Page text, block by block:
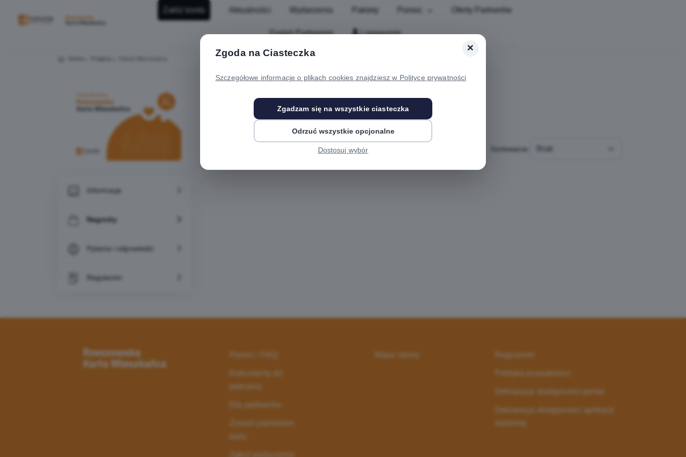
Załóż konto Aktualności Wydarzenia Pakiety Pomoc Oferty Partnerów
Zostań Partnerem Logowanie
Informacje
Nagrody
Pytania i odpowiedzi
Regulamin
Pakiet Mieszkańca
Nagrody
Sortowanie:
Pomoc / FAQ
Dokumenty do
pobrania
Dla partnerów
Zostań partnerem
karty
Zgłoś wydarzenie
Mapa strony Regulamin
Polityka prywatności
Deklaracja dostępności portal
Deklaracja dostępności aplikacji
mobilnej
×
Zgoda na Ciasteczka
Szczegółowe informacje o plikach cookies znajdziesz w Polityce prywatności
Zgadzam się na wszystkie ciasteczka
Odrzuć wszystkie opcjonalne
Dostosuj wybór